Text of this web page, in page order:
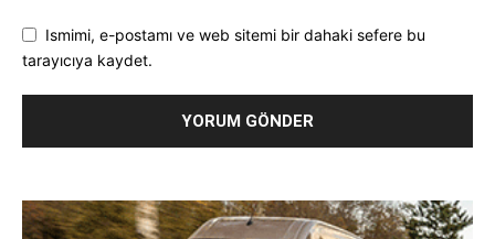
Ismimi, e-postamı ve web sitemi bir dahaki sefere bu
tarayıcıya kaydet.